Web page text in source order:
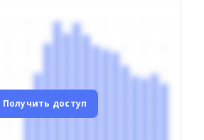
Получить доступ